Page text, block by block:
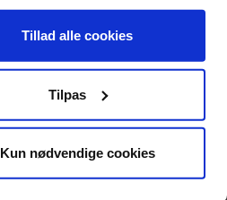
Tillad alle cookies
Tilpas
Kun nødvendige cookies